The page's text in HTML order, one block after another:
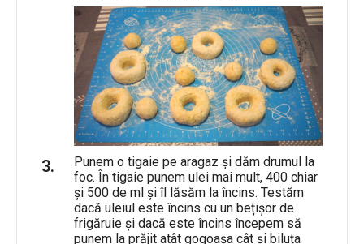
Punem o tigaie pe aragaz și dăm drumul la
foc. În tigaie punem ulei mai mult, 400 chiar
și 500 de ml și îl lăsăm la încins. Testăm
dacă uleiul este încins cu un bețișor de
frigăruie și dacă este încins începem să
punem la prăjit atât gogoașa cât și biluța